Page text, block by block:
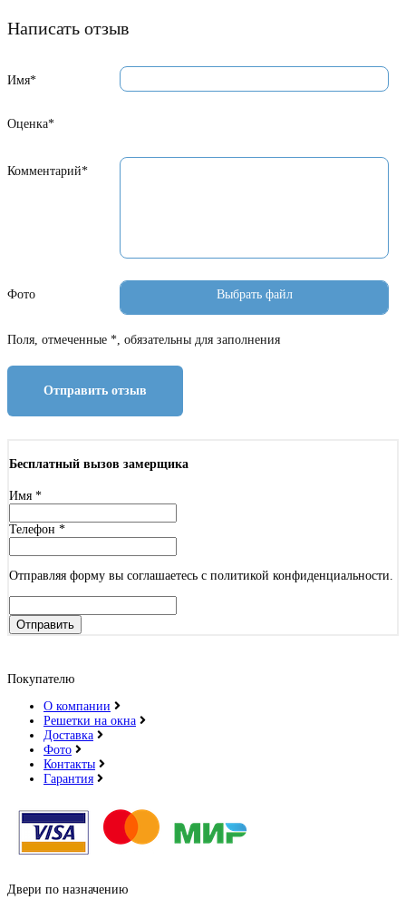
Написать отзыв
Имя*
Оценка*
Комментарий*
Фото
Поля, отмеченные *, обязательны для заполнения
Отправить отзыв
Бесплатный вызов замерщика
Имя *
Телефон *
Отправляя форму вы соглашаетесь с политикой конфиденциальности.
Отправить
Покупателю
О компании
Решетки на окна
Доставка
Фото
Контакты
Гарантия
Двери по назначению